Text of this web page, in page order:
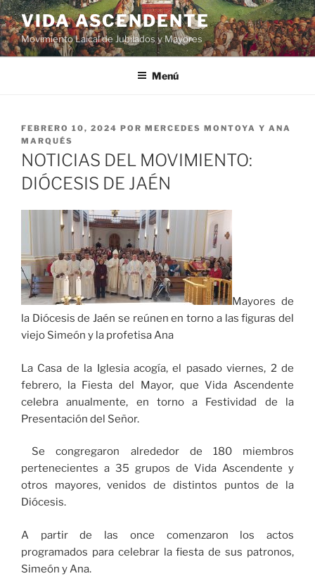
VIDA ASCENDENTE
Movimiento Laical de Jubilados y Mayores
Menú
FEBRERO 10, 2024 POR MERCEDES MONTOYA Y ANA
MARQUÉS
NOTICIAS DEL MOVIMIENTO:
DIÓCESIS DE JAÉN
Mayores de
la Diócesis de Jaén se reúnen en torno a las figuras del
viejo Simeón y la profetisa Ana
La Casa de la Iglesia acogía, el pasado viernes, 2 de
febrero, la Fiesta del Mayor, que Vida Ascendente
celebra anualmente, en torno a Festividad de la
Presentación del Señor.
Se congregaron alrededor de 180 miembros
pertenecientes a 35 grupos de Vida Ascendente y
otros mayores, venidos de distintos puntos de la
Diócesis.
A partir de las once comenzaron los actos
programados para celebrar la fiesta de sus patronos,
Simeón y Ana.